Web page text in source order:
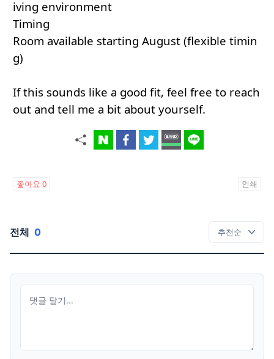
iving environment
Timing
Room available starting August (flexible timin
g)
If this sounds like a good fit, feel free to reach
out and tell me a bit about yourself.
좋아요 0 인쇄
전체 0